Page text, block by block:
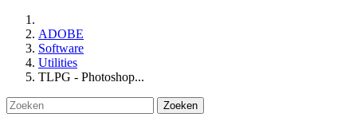
ADOBE
Software
Utilities
TLPG - Photoshop...
Zoeken